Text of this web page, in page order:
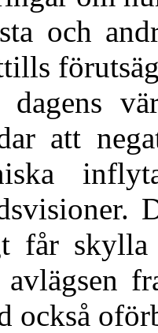
och
att
får
också